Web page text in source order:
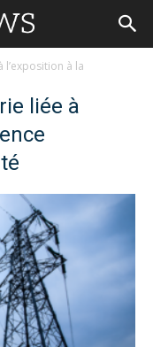
l’exposition à la
liée à